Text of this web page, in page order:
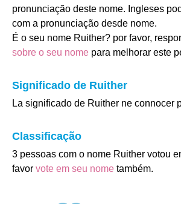
pronunciação deste nome. Ingleses
com a pronunciação desde nome.
É o seu nome Ruither? por favor,
sobre o seu nome para melhorar este
Significado de Ruither
La significado de Ruither ne connocer
Classificação
3 pessoas com o nome Ruither votou
favor vote em seu nome também.